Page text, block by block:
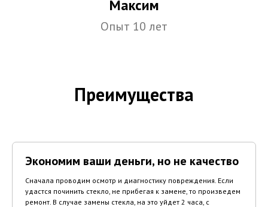
Максим
Опыт 10 лет
Преимущества
Экономим ваши деньги, но не качество
Сначала проводим осмотр и диагностику повреждения. Если
удастся починить стекло, не прибегая к замене, то произведем
ремонт. В случае замены стекла, на это уйдет 2 часа, с